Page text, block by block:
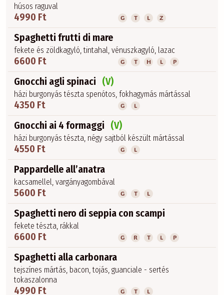
húsos raguval
4990 Ft G T L Z
Spaghetti frutti di mare
fekete és zöldkagyló, tintahal, vénuszkagyló, lazac
6600 Ft G T H L P
Gnocchi agli spinaci (V)
házi burgonyás tészta spenótos, fokhagymás mártással
4350 Ft G L
Gnocchi ai 4 formaggi (V)
házi burgonyás tészta, négy sajtból készült mártással
4550 Ft G L
Pappardelle all’anatra
kacsamellel, vargányagombával
5600 Ft G T L
Spaghetti nero di seppia con scampi
fekete tészta, rákkal
6600 Ft G R T L P
Spaghetti alla carbonara
tejszínes mártás, bacon, tojás, guanciale - sertés
tokaszalonna
4990 Ft G T L